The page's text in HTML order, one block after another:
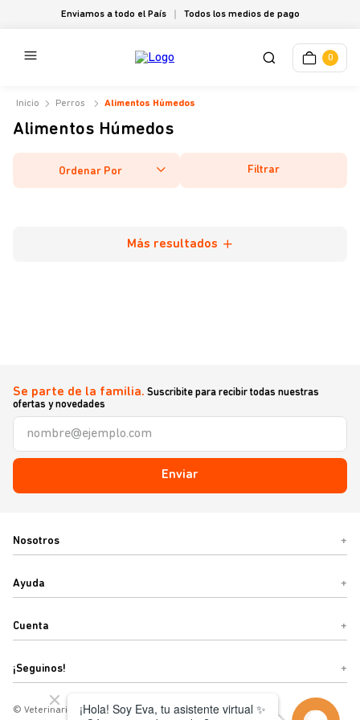
Enviamos a todo el País Todos los medios de pago
0
Perros Alimentos Húmedos
Alimentos Húmedos
Ordenar Por Filtrar
Se parte de la familia. Suscribite para recibir todas nuestras
ofertas y novedades
Enviar
Nosotros +
Ayuda +
Cuenta +
¡Seguinos! +
© Veterinaria Sebastián o Términos y condiciones